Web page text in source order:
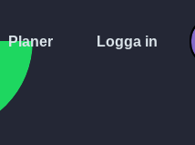
Planer Logga in